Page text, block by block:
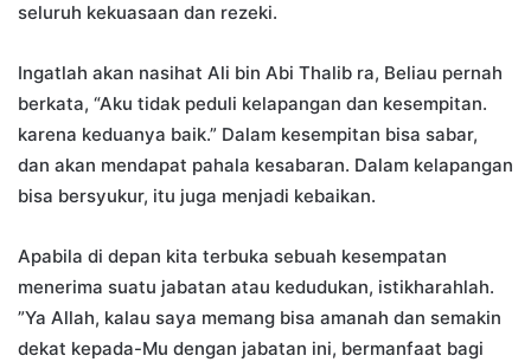
seluruh kekuasaan dan rezeki.
Ingatlah akan nasihat Ali bin Abi Thalib ra, Beliau pernah
berkata, “Aku tidak peduli kelapangan dan kesempitan.
karena keduanya baik.” Dalam kesempitan bisa sabar,
dan akan mendapat pahala kesabaran. Dalam kelapangan
bisa bersyukur, itu juga menjadi kebaikan.
Apabila di depan kita terbuka sebuah kesempatan
menerima suatu jabatan atau kedudukan, istikharahlah.
”Ya Allah, kalau saya memang bisa amanah dan semakin
dekat kepada-Mu dengan jabatan ini, bermanfaat bagi